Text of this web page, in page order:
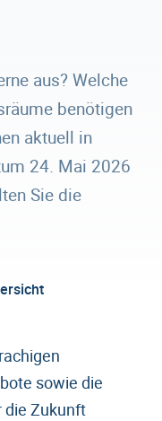
aus? Welche
benötigen
aktuell in
24. Mai 2026
Sie die
sowie die
die Zukunft